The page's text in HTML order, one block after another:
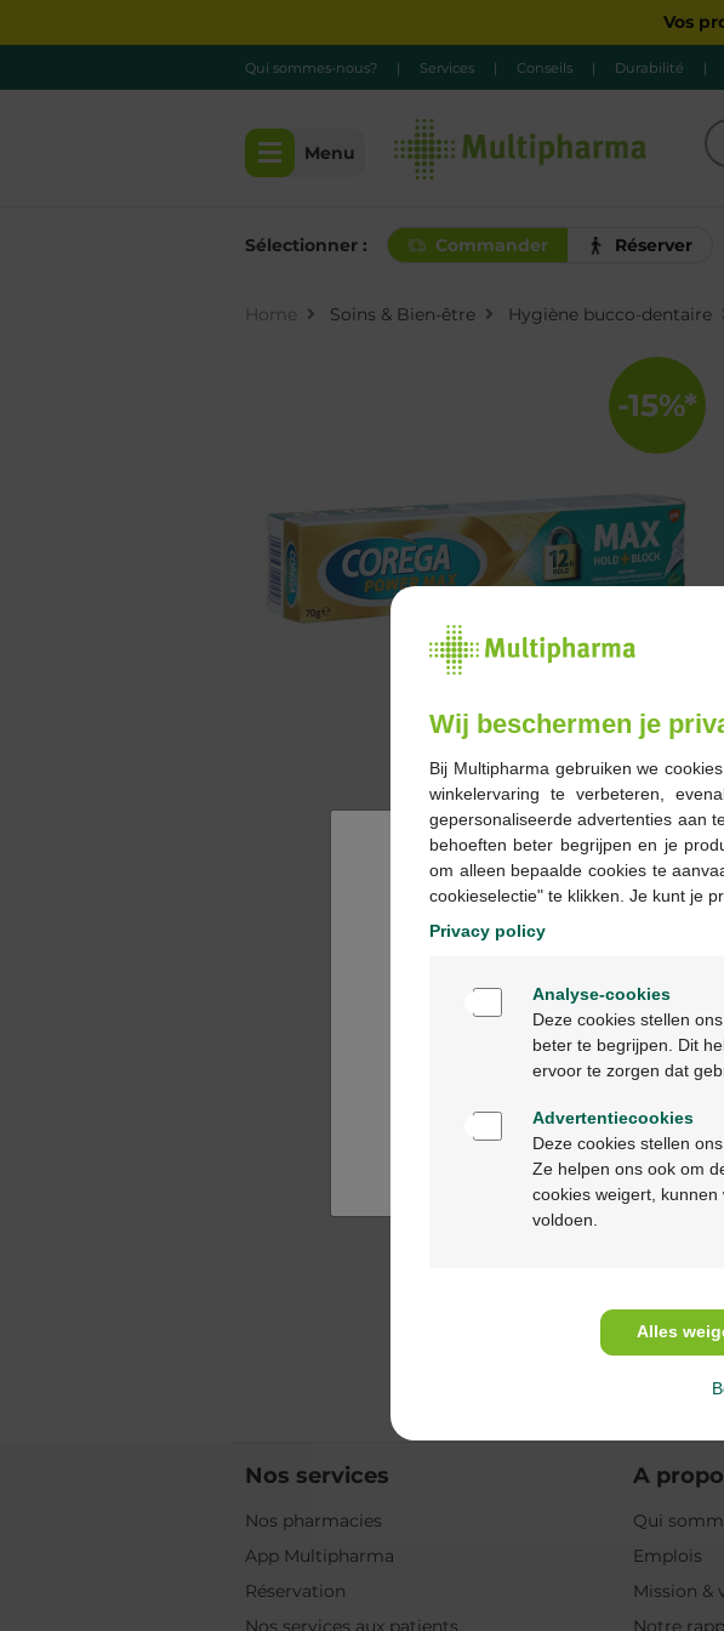
Vos
Qui sommes-nous? | Services | Conseils | Durabilité |
Menu
Sélectionner : Commander Réserver
Home Soins & Bien-être Hygiène bucco-dentaire
-15%*
Nos services
Nos pharmacies
App Multipharma
Réservation
Nos services aux patients
A
Qui
Emplois
Mission &
Notre
Wij beschermen je
Bij Multipharma gebruiken we
winkelervaring te verbeteren,
gepersonaliseerde advertenties aan
behoeften beter begrijpen en je
om alleen bepaalde cookies te
cookieselectie" te klikken. Je kunt je
Privacy policy
Analyse-cookies
Deze cookies stellen
beter te begrijpen. Dit
ervoor te zorgen dat
Advertentiecookies
Deze cookies stellen
Ze helpen ons ook om
cookies weigert,
voldoen.
Alles